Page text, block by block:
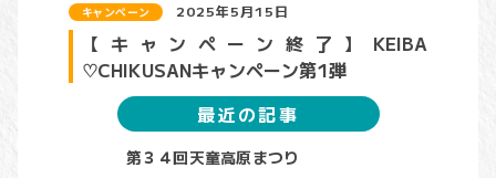
キャンペーン 2025年5月15日
【キャンペーン終了】KEIBA
♡CHIKUSANキャンペーン第1弾
最近の記事
第３４回天童高原まつり